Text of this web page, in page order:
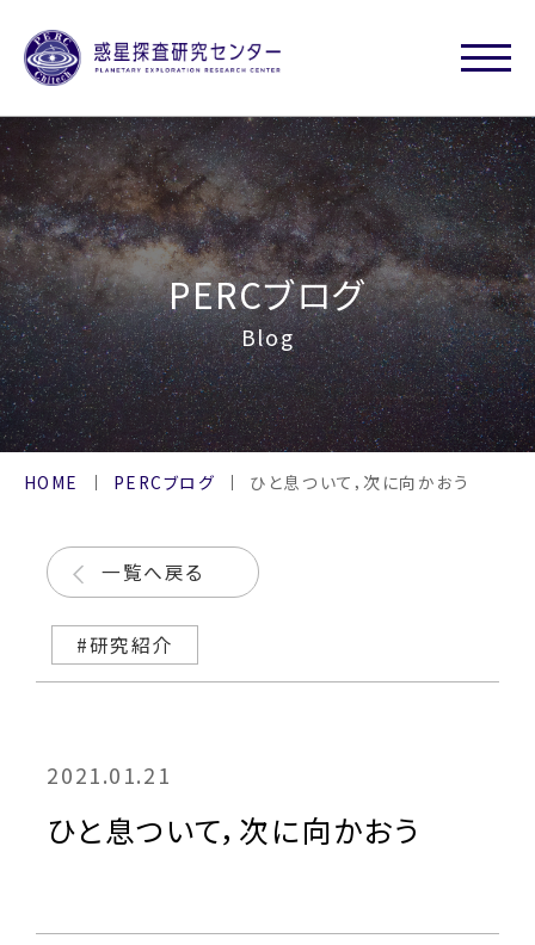
PERCブログ
Blog
HOME PERCブログ ひと息ついて，次に向かおう
一覧へ戻る
#研究紹介
2021.01.21
ひと息ついて，次に向かおう